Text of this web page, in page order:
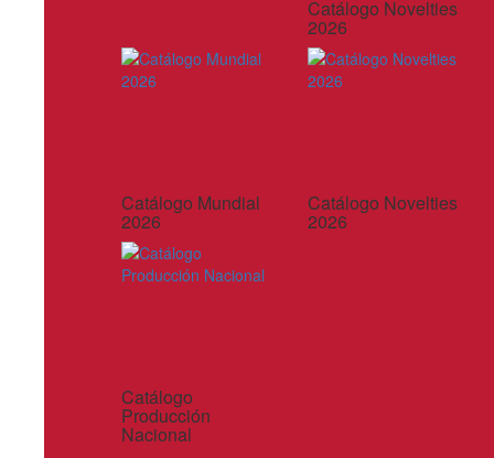
Catálogo Novelties
2026
Catálogo Mundial
2026
Catálogo Novelties
2026
Catálogo
Producción
Nacional